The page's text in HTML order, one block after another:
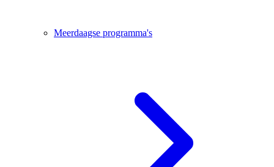
Meerdaagse programma's